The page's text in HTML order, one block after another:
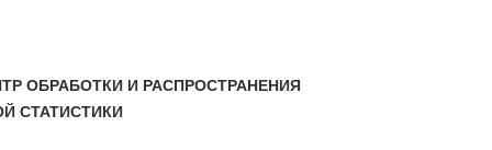
ОБРАБОТКИ И РАСПРОСТРАНЕНИЯ
СТАТИСТИКИ